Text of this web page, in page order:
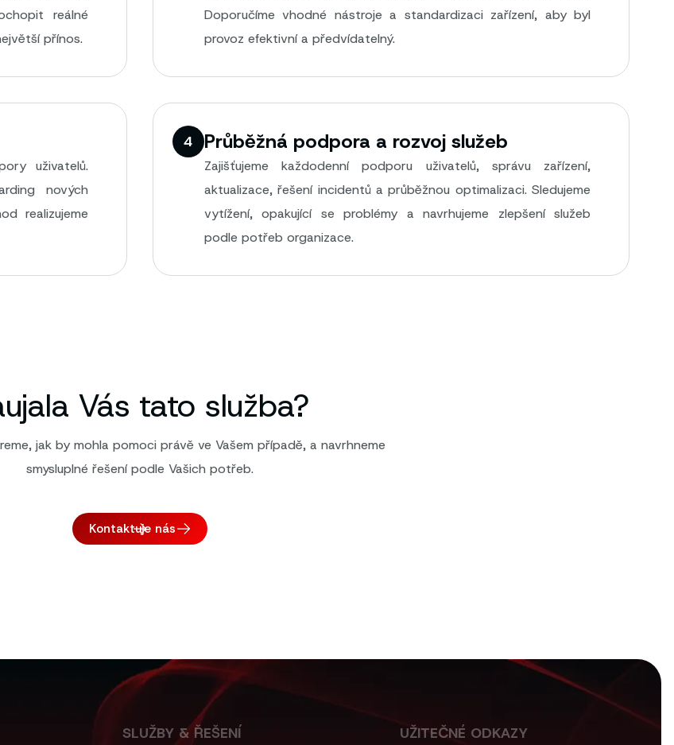
reálné
přínos.
Doporučíme vhodné nástroje a standardizaci zařízení, aby byl
provoz efektivní a předvídatelný.
uživatelů.
nových
realizujeme
4 Průběžná podpora a rozvoj služeb
Zajišťujeme každodenní podporu uživatelů, správu zařízení,
aktualizace, řešení incidentů a průběžnou optimalizaci. Sledujeme
vytížení, opakující se problémy a navrhujeme zlepšení služeb
podle potřeb organizace.
Vás tato služba?
jak by mohla pomoci právě ve Vašem případě, a navrhneme
smysluplné řešení podle Vašich potřeb.
Kontaktuje nás
SLUŽBY & ŘEŠENÍ UŽITEČNÉ ODKAZY